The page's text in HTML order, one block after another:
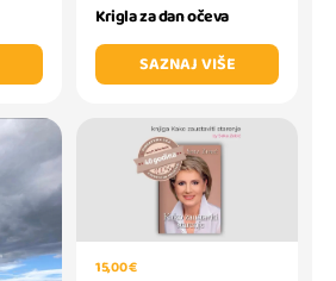
Krigla za dan očeva
SAZNAJ VIŠE
15,00 €